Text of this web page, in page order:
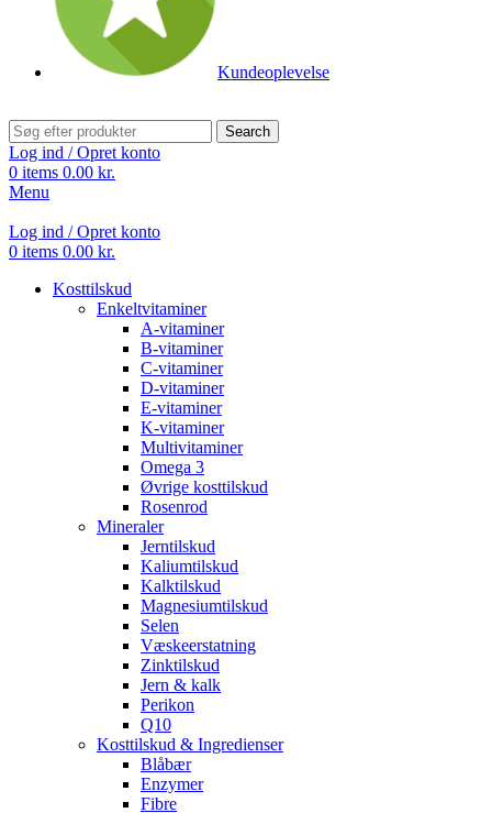
Kundeoplevelse
Search
Log ind / Opret konto
0 items 0.00 kr.
Menu
Log ind / Opret konto
0 items 0.00 kr.
Kosttilskud
Enkeltvitaminer
A-vitaminer
B-vitaminer
C-vitaminer
D-vitaminer
E-vitaminer
K-vitaminer
Multivitaminer
Omega 3
Øvrige kosttilskud
Rosenrod
Mineraler
Jerntilskud
Kaliumtilskud
Kalktilskud
Magnesiumtilskud
Selen
Væskeerstatning
Zinktilskud
Jern & kalk
Perikon
Q10
Kosttilskud & Ingredienser
Blåbær
Enzymer
Fibre